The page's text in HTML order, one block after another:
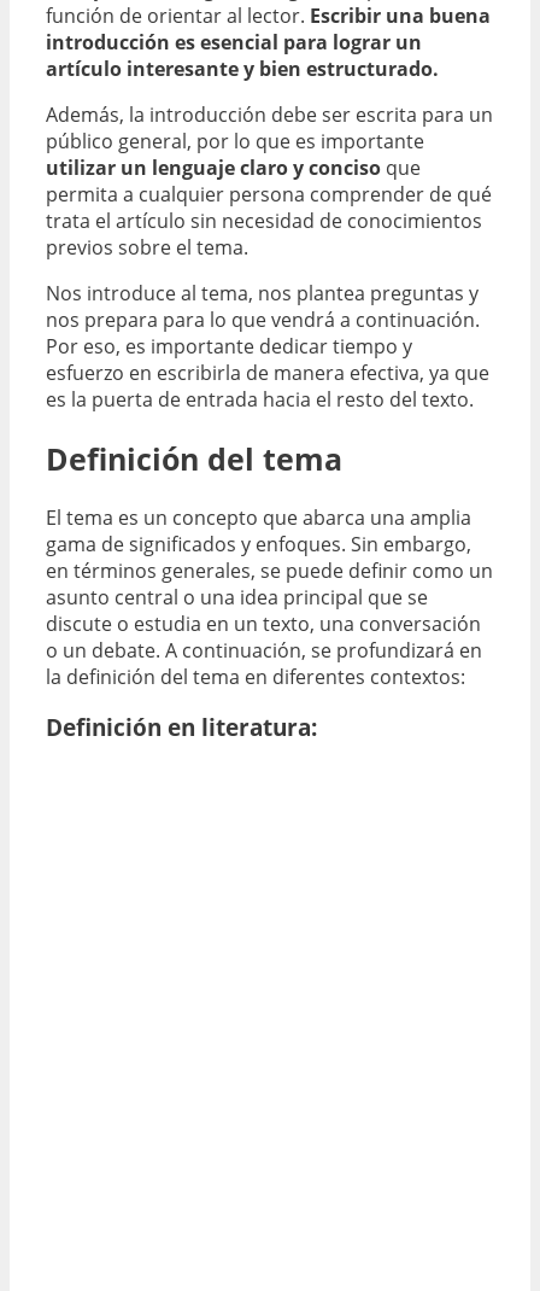
función de orientar al lector. Escribir una buena
introducción es esencial para lograr un
artículo interesante y bien estructurado.
Además, la introducción debe ser escrita para un
público general, por lo que es importante
utilizar un lenguaje claro y conciso que
permita a cualquier persona comprender de qué
trata el artículo sin necesidad de conocimientos
previos sobre el tema.
Nos introduce al tema, nos plantea preguntas y
nos prepara para lo que vendrá a continuación.
Por eso, es importante dedicar tiempo y
esfuerzo en escribirla de manera efectiva, ya que
es la puerta de entrada hacia el resto del texto.
Definición del tema
El tema es un concepto que abarca una amplia
gama de significados y enfoques. Sin embargo,
en términos generales, se puede definir como un
asunto central o una idea principal que se
discute o estudia en un texto, una conversación
o un debate. A continuación, se profundizará en
la definición del tema en diferentes contextos:
Definición en literatura: